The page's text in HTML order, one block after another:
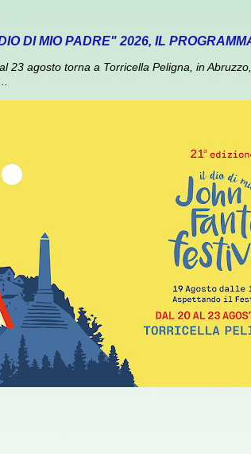
DI MIO PADRE" 2026, IL
23 agosto torna a Torricella Peligna, in